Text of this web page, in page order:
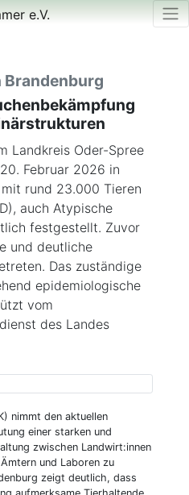
Brandenburg
Landkreis Oder-Spree
Februar 2026 in
rund 23.000 Tieren
auch Atypische
festgestellt. Zuvor
und deutliche
Das zuständige
epidemiologische
vom
des Landes
nimmt den aktuellen
einer starken und
zwischen Landwirt:innen
und Laboren zu
zeigt deutlich, dass